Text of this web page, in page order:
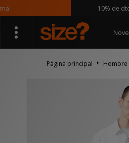
10% de dto.
Página principal Hombre